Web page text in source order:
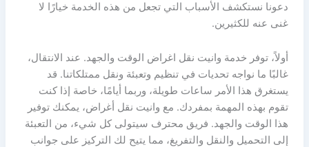
دعونا نستكشف الأسباب التي تجعل من هذه الخدمة خيارًا لا
غنى عنه للكثيرين.
أولاً، توفر خدمة وانيت نقل اغراض الوقت والجهد. عند الانتقال،
غالبًا ما نواجه تحديات في تنظيم وتعبئة ونقل ممتلكاتنا. قد
يستغرق هذا الأمر ساعات طويلة، وربما أيامًا، خاصة إذا كنت
تقوم بهذه المهمة بمفردك. مع وانيت نقل أغراض، يمكنك توفير
هذا الوقت والجهد. فريق محترف سيتولى كل شيء، من التعبئة
إلى التحميل والنقل والتفريغ، مما يتيح لك التركيز على جوانب